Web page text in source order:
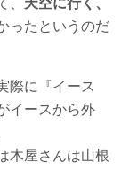
、 天空に行く、
ったというのだ
際に『イース
イースから外
木屋さんは山根